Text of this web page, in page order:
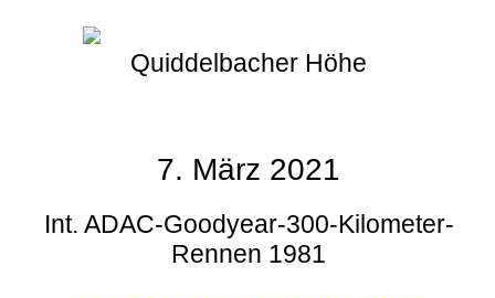
Quiddelbacher Höhe
7. März 2021
Int. ADAC-Goodyear-300-Kilometer-
Rennen 1981